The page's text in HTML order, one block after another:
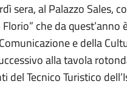
sera, al Palazzo Sales,
che da
e della
alla tavola
del Tecnico Turistico